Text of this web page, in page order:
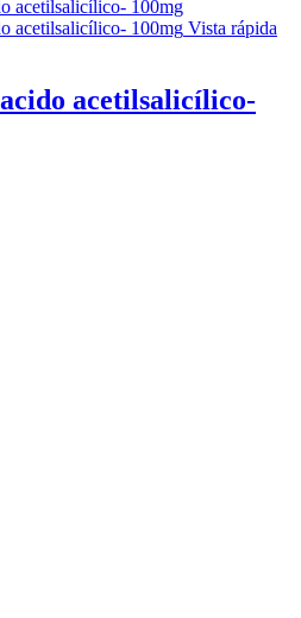
Vista rápida
acetilsalicílico-